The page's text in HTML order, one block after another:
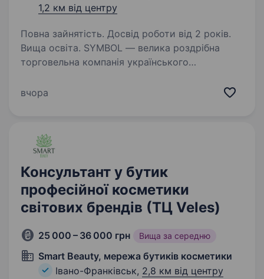
1,2 км від центру
Повна зайнятість. Досвід роботи від 2 років.
Вища освіта. SYMBOL — велика роздрібна
торговельна компанія українського
на ринку України магазини одягу, взуття
вчора
Консультант у бутик
професійної косметики
світових брендів (ТЦ Veles)
25 000 – 36 000 грн Вища за середню
Smart Beauty, мережа бутиків косметики
Івано-Франківськ, 2,8 км від центру